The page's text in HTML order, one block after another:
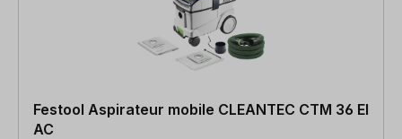
Festool Aspirateur mobile CLEANTEC CTM 36 EI
AC